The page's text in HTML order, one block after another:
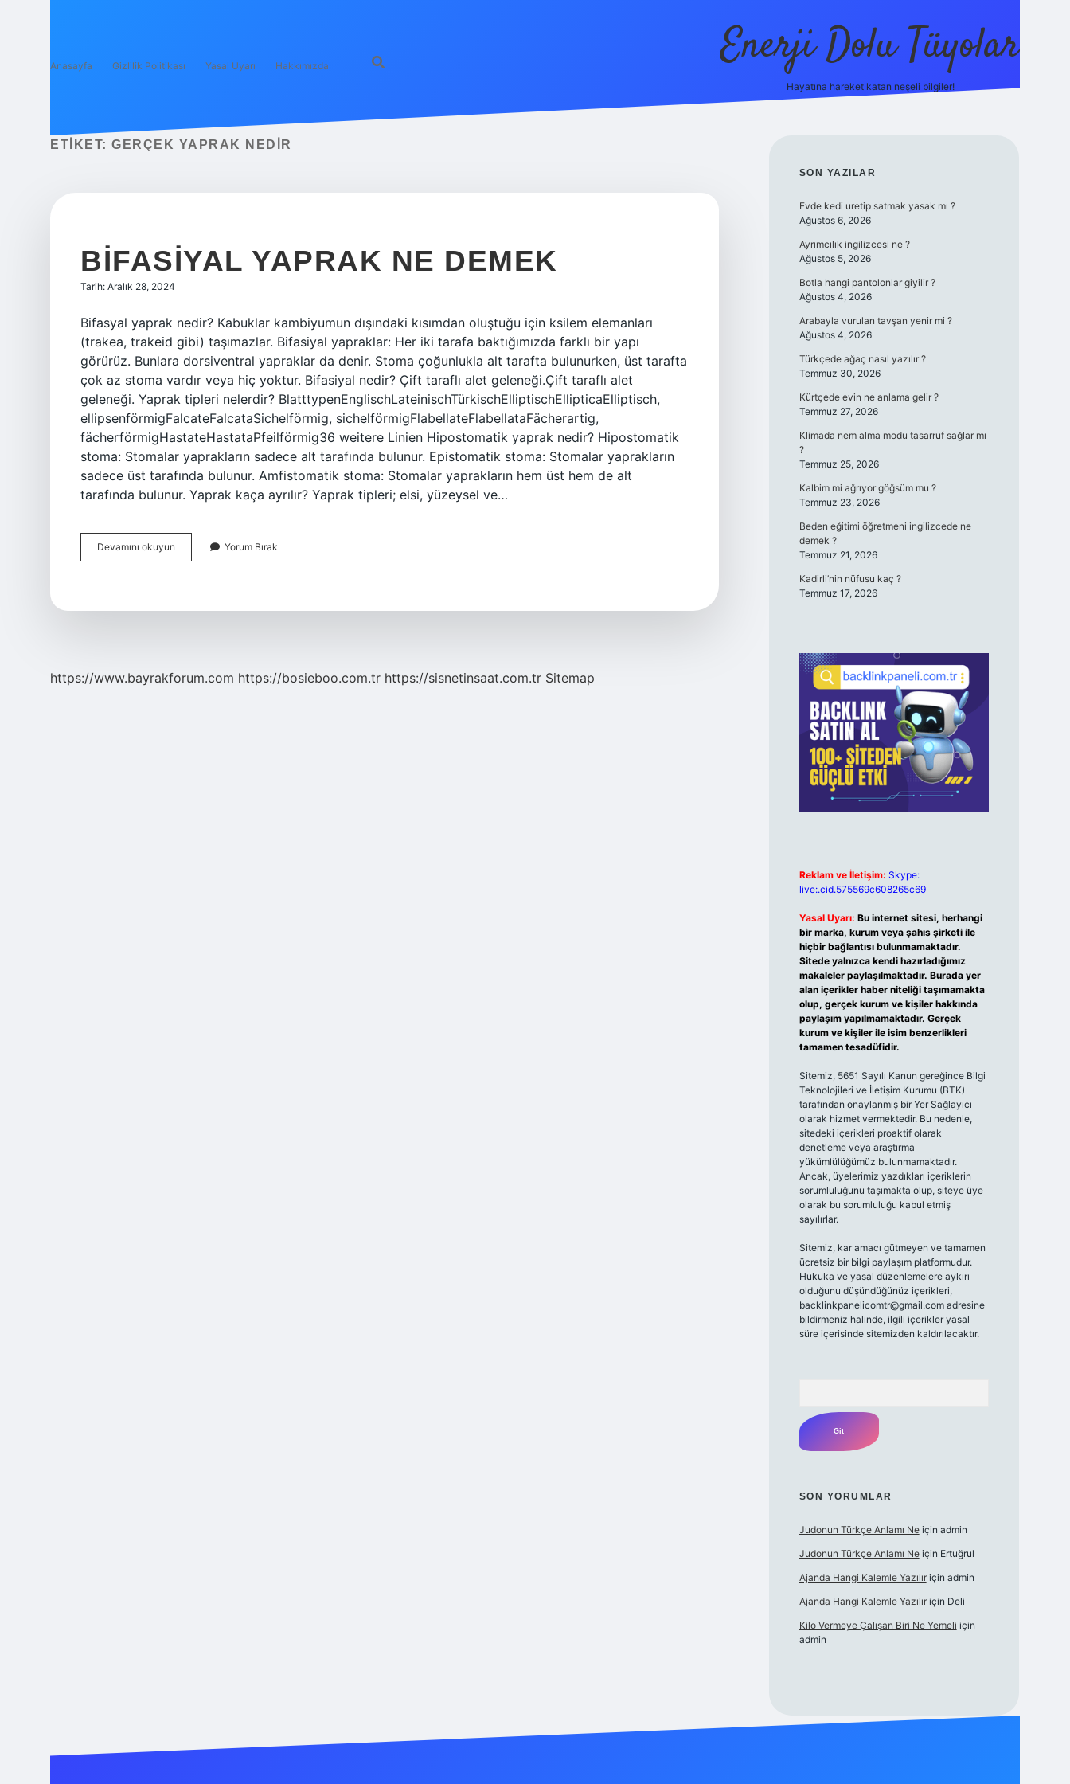
Anasayfa Gizlilik Politikası Yasal Uyarı Hakkımızda Enerji Dolu Tüyolar
Hayatına hareket katan neşeli bilgiler!
ETIKET: GERÇEK YAPRAK NEDIR
BIFASIYAL YAPRAK NE DEMEK
Tarih: Aralık 28, 2024
Bifasyal yaprak nedir? Kabuklar kambiyumun dışındaki kısımdan oluştuğu için ksilem elemanları
(trakea, trakeid gibi) taşımazlar. Bifasiyal yapraklar: Her iki tarafa baktığımızda farklı bir yapı
görürüz. Bunlara dorsiventral yapraklar da denir. Stoma çoğunlukla alt tarafta bulunurken, üst tarafta
çok az stoma vardır veya hiç yoktur. Bifasiyal nedir? Çift taraflı alet geleneği.Çift taraflı alet
geleneği. Yaprak tipleri nelerdir? BlatttypenEnglischLateinischTürkischElliptischEllipticaElliptisch,
ellipsenförmigFalcateFalcataSichelförmig, sichelförmigFlabellateFlabellataFächerartig,
fächerförmigHastateHastataPfeilförmig36 weitere Linien Hipostomatik yaprak nedir? Hipostomatik
stoma: Stomalar yaprakların sadece alt tarafında bulunur. Epistomatik stoma: Stomalar yaprakların
sadece üst tarafında bulunur. Amfistomatik stoma: Stomalar yaprakların hem üst hem de alt
tarafında bulunur. Yaprak kaça ayrılır? Yaprak tipleri; elsi, yüzeysel ve…
Devamını okuyun Bifasiyal
Yaprak
Yorum Bırak
https://www.bayrakforum.com https://bosieboo.com.tr https://sisnetinsaat.com.tr Sitemap
SIDEBAR
SON YAZILAR
Evde kedi uretip satmak yasak mı ?
Ağustos 6, 2026
Ayrımcılık ingilizcesi ne ?
Ağustos 5, 2026
Botla hangi pantolonlar giyilir ?
Ağustos 4, 2026
Arabayla vurulan tavşan yenir mi ?
Ağustos 4, 2026
Türkçede ağaç nasıl yazılır ?
Temmuz 30, 2026
Kürtçede evin ne anlama gelir ?
Temmuz 27, 2026
Klimada nem alma modu tasarruf sağlar mı
?
Temmuz 25, 2026
Kalbim mi ağrıyor göğsüm mu ?
Temmuz 23, 2026
Beden eğitimi öğretmeni ingilizcede ne
demek ?
Temmuz 21, 2026
Kadirli’nin nüfusu kaç ?
Temmuz 17, 2026
Reklam ve İletişim: Skype:
live:.cid.575569c608265c69
Yasal Uyarı: Bu internet sitesi, herhangi
bir marka, kurum veya şahıs şirketi ile
hiçbir bağlantısı bulunmamaktadır.
Sitede yalnızca kendi hazırladığımız
makaleler paylaşılmaktadır. Burada yer
alan içerikler haber niteliği taşımamakta
olup, gerçek kurum ve kişiler hakkında
paylaşım yapılmamaktadır. Gerçek
kurum ve kişiler ile isim benzerlikleri
tamamen tesadüfidir.
Sitemiz, 5651 Sayılı Kanun gereğince Bilgi
Teknolojileri ve İletişim Kurumu (BTK)
tarafından onaylanmış bir Yer Sağlayıcı
olarak hizmet vermektedir. Bu nedenle,
sitedeki içerikleri proaktif olarak
denetleme veya araştırma
yükümlülüğümüz bulunmamaktadır.
Ancak, üyelerimiz yazdıkları içeriklerin
sorumluluğunu taşımakta olup, siteye üye
olarak bu sorumluluğu kabul etmiş
sayılırlar.
Sitemiz, kar amacı gütmeyen ve tamamen
ücretsiz bir bilgi paylaşım platformudur.
Hukuka ve yasal düzenlemelere aykırı
olduğunu düşündüğünüz içerikleri,
backlinkpanelicomtr@gmail.comadresine
bildirmeniz halinde, ilgili içerikler yasal
süre içerisinde sitemizden kaldırılacaktır.
SON YORUMLAR
Judonun Türkçe Anlamı Neiçin admin
Judonun Türkçe Anlamı Neiçin Ertuğrul
Ajanda Hangi Kalemle Yazılıriçin admin
Ajanda Hangi Kalemle Yazılıriçin Deli
Kilo Vermeye Çalışan Biri Ne Yemeli için
admin